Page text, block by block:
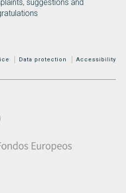
suggestions and
Data protection Accessibility